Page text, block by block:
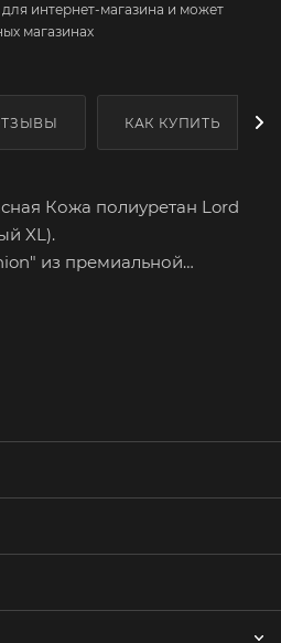
интернет-магазина и может
магазинах
КАК КУПИТЬ
Кожа полиуретан Lord
XL).
из премиальной
кожа имеет множество
материала руля.
протяжении всего срока
её